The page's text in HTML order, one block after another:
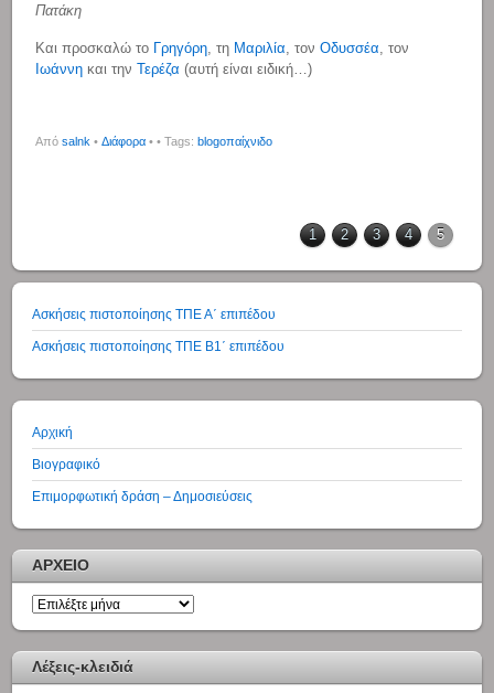
Πατάκη
Και προσκαλώ το Γρηγόρη, τη Μαριλία, τονΟδυσσέα, τον
Ιωάννη και τηνΤερέζα(αυτή είναι ειδική…)
Απόsalnk • Διάφορα • • Tags:blogoπαίχνιδο
1 2 3 4 5
Ασκήσεις πιστοποίησης ΤΠΕ Α΄ επιπέδου
Ασκήσεις πιστοποίησης ΤΠΕ Β1΄ επιπέδου
Αρχική
Βιογραφικό
Επιμορφωτική δράση – Δημοσιεύσεις
ΑΡΧΕΙΟ
ΑΡΧΕΙΟ
Λέξεις-κλειδιά